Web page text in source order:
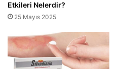
Etkileri Nelerdir?
25 Mayıs 2025